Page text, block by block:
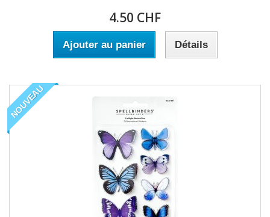
4.50 CHF
Ajouter au panier Détails
NOUVEAU